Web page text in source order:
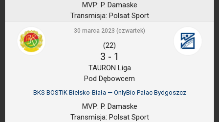
MVP: P. Damaske
Transmisja: Polsat Sport
30 marca 2023 (czwartek)
(22)
3 - 1
TAURON Liga
Pod Dębowcem
BKS BOSTIK Bielsko-Biała — OnlyBio Pałac Bydgoszcz
MVP: P. Damaske
Transmisja: Polsat Sport